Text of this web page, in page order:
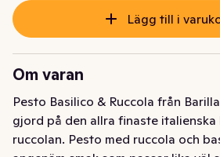
Lägg till i
Om varan
Pesto Basilico & Ruccola från
gjord på den allra finaste italienska
ruccolan. Pesto med ruccola och